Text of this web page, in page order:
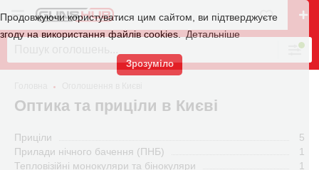
Продовжуючи користуватися цим сайтом, ви підтверджуєте
згоду на використання файлів cookies.
Детальніше
Зрозуміло
Оптика та приціли в Києві
Приціли
5
Прилади нічного бачення (ПНБ)
1
Тепловізійні монокуляри та бінокуляри
1